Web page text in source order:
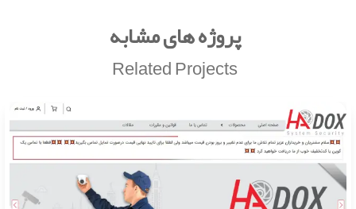
پروژه های مشابه
Related Projects